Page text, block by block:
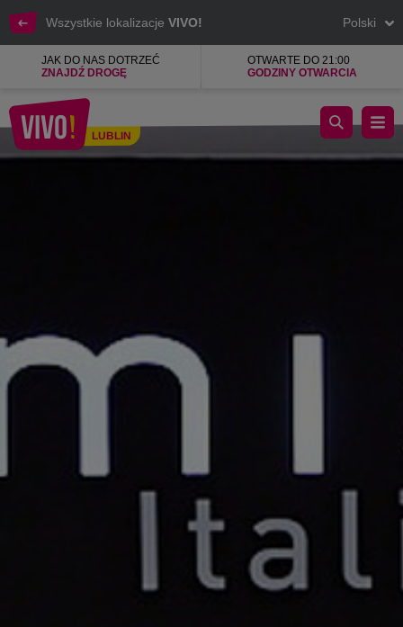
Wszystkie lokalizacje VIVO! Polski
JAK DO NAS DOTRZEĆ
ZNAJDŹ DROGĘ
OTWARTE DO 21:00
GODZINY OTWARCIA
LUBLIN
Włoska bielizna dla kobiet i mężczyzn